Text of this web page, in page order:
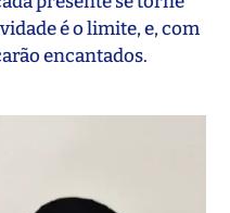
é o limite, e, com
encantados.